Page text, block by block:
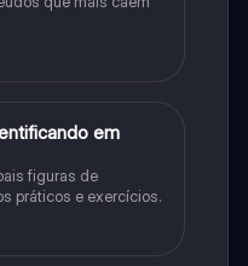
em
figuras de
práticos e exercícios.